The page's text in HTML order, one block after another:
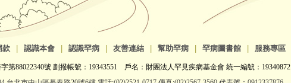
款 認識本會 認識罕病 友善連結 幫助罕病 罕病圖書館 服務專區
第88022340號 劃撥帳號：19343551 戶名：財團法人罕見疾病基金會 統一編號：19340872